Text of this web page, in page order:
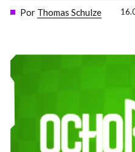
Por Thomas Schulze